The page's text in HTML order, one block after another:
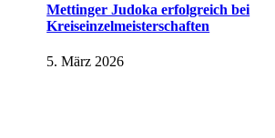
Mettinger Judoka erfolgreich bei
Kreiseinzelmeisterschaften
5. März 2026